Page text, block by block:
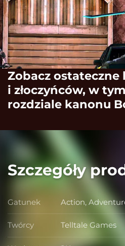
Zobacz
i złoczyńców, w
rozdziale kanonu
Szczegóły
Gatunek Gatunek
Action,
Twórcy Twórcy
Telltale Games